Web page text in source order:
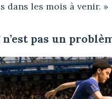
dans les mois à venir. »
pas un